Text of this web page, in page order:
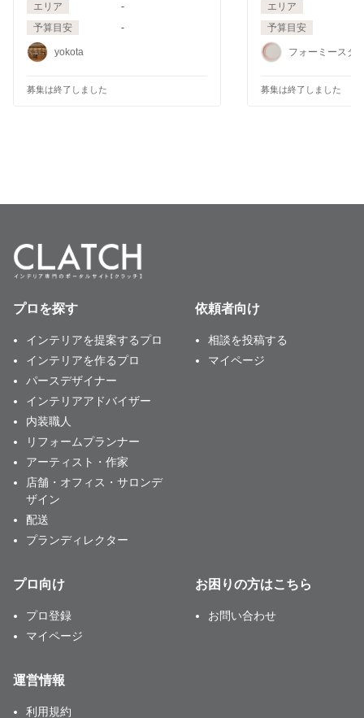
エリア
-
予算目安
-
yokota
募集は終了しました
エリア
予算目安
フォーミースタ
募集は終了しました
プロを探す
インテリアを提案するプロ
インテリアを作るプロ
パースデザイナー
インテリアアドバイザー
内装職人
リフォームプランナー
アーティスト・作家
店舗・オフィス・サロンデ
ザイン
配送
プランディレクター
依頼者向け
相談を投稿する
マイページ
プロ向け
プロ登録
マイページ
お困りの方はこちら
お問い合わせ
運営情報
利用規約